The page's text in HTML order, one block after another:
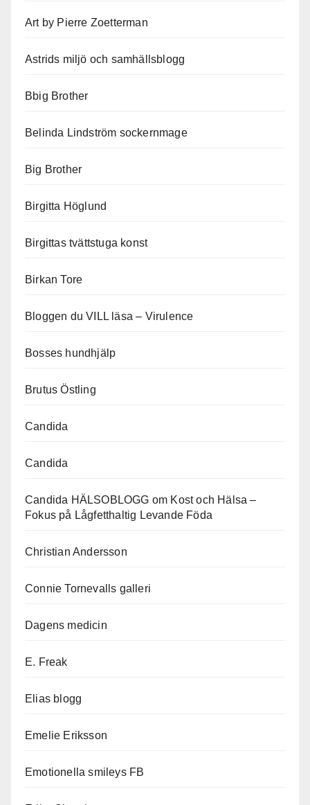
Art by Pierre Zoetterman
Astrids miljö och samhällsblogg
Bbig Brother
Belinda Lindström sockernmage
Big Brother
Birgitta Höglund
Birgittas tvättstuga konst
Birkan Tore
Bloggen du VILL läsa – Virulence
Bosses hundhjälp
Brutus Östling
Candida
Candida
Candida HÄLSOBLOGG om Kost och Hälsa –
Fokus på Lågfetthaltig Levande Föda
Christian Andersson
Connie Tornevalls galleri
Dagens medicin
E. Freak
Elias blogg
Emelie Eriksson
Emotionella smileys FB